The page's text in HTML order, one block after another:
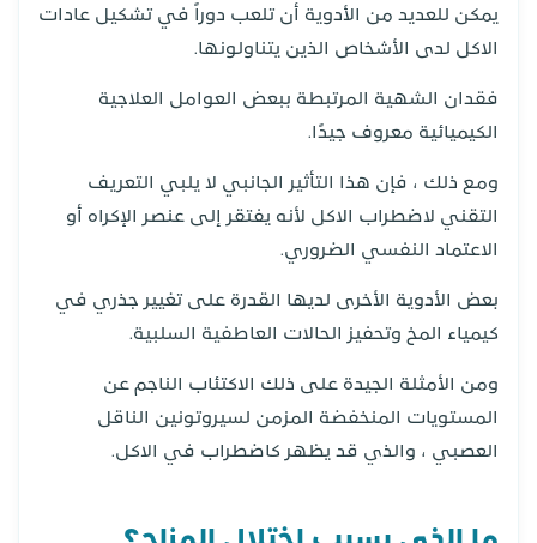
يمكن للعديد من الأدوية أن تلعب دوراً في تشكيل عادات
الاكل لدى الأشخاص الذين يتناولونها.
فقدان الشهية المرتبطة ببعض العوامل العلاجية
الكيميائية معروف جيدًا.
ومع ذلك ، فإن هذا التأثير الجانبي لا يلبي التعريف
التقني لاضطراب الاكل لأنه يفتقر إلى عنصر الإكراه أو
الاعتماد النفسي الضروري.
بعض الأدوية الأخرى لديها القدرة على تغيير جذري في
كيمياء المخ وتحفيز الحالات العاطفية السلبية.
ومن الأمثلة الجيدة على ذلك الاكتئاب الناجم عن
المستويات المنخفضة المزمن لسيروتونين الناقل
العصبي ، والذي قد يظهر كاضطراب في الاكل.